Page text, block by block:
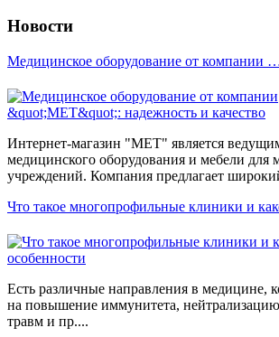
Новости
Медицинское оборудование от компании
Интернет-магазин "МЕТ" является
медицинского оборудования и мебели для
учреждений. Компания предлагает
Что такое многопрофильные клиники и
Есть различные направления в медицине,
на повышение иммунитета,
травм и пр....